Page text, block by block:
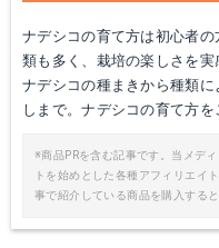
ナデシコの育て方は初心者
類も多く、栽培の楽しさを実
ナデシコの種まきから種類
しまで。ナデシコの育て方を
※商品PRを含む記事です。当メデ
トを始めとした各種アフィリエイ
事で紹介している商品を購入する
Amazonで詳細を見る
楽天で詳細を見る